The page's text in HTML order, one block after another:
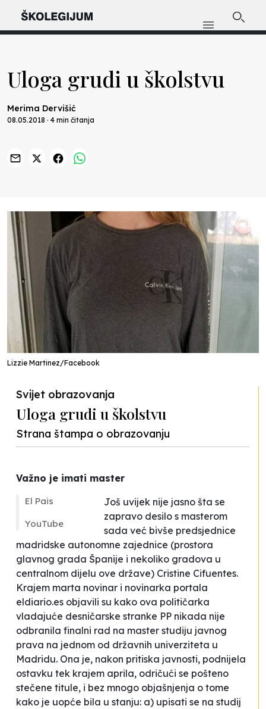
Uloga grudi u školstvu
Merima Dervišić
08.05.2018 · 4 min čitanja
Lizzie Martinez/Facebook
Svijet obrazovanja
Uloga grudi u školstvu
Strana štampa o obrazovanju
Važno je imati master
El Pais
YouTube
Još uvijek nije jasno šta se
zapravo desilo s masterom
sada već bivše predsjednice
madridske autonomne zajednice (prostora
glavnog grada Španije i nekoliko gradova u
centralnom dijelu ove države) Cristine Cifuentes.
Krajem marta novinar i novinarka portala
eldiario.es objavili su kako ova političarka
vladajuće desničarske stranke PP nikada nije
odbranila finalni rad na master studiju javnog
prava na jednom od državnih univerziteta u
Madridu. Ona je, nakon pritiska javnosti, podnijela
ostavku tek krajem aprila, odričući se pošteno
stečene titule, i bez mnogo objašnjenja o tome
kako je uopće bila u stanju: a) upisati se na studij